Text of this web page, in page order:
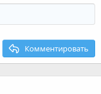
Комментировать